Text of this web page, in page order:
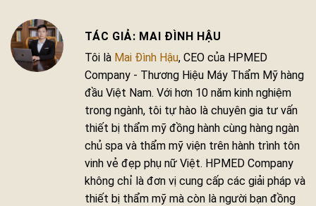
MAI ĐÌNH HẬU
Tôi là Mai Đình Hậu, CEO của HPMED
Company - Thương Hiệu Máy Thẩm Mỹ hàng
đầu Việt Nam. Với hơn 10 năm kinh nghiệm
trong ngành, tôi tự hào là chuyên gia tư vấn
thiết bị thẩm mỹ đồng hành cùng hàng ngàn
chủ spa và thẩm mỹ viện trên hành trình tôn
vinh vẻ đẹp phụ nữ Việt. HPMED Company
không chỉ là đơn vị cung cấp các giải pháp và
thiết bị thẩm mỹ mà còn là người bạn đồng